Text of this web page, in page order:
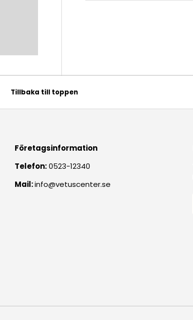
Tillbaka till toppen
Företagsinformation
Telefon:0523-12340
Mail:info@vetuscenter.se